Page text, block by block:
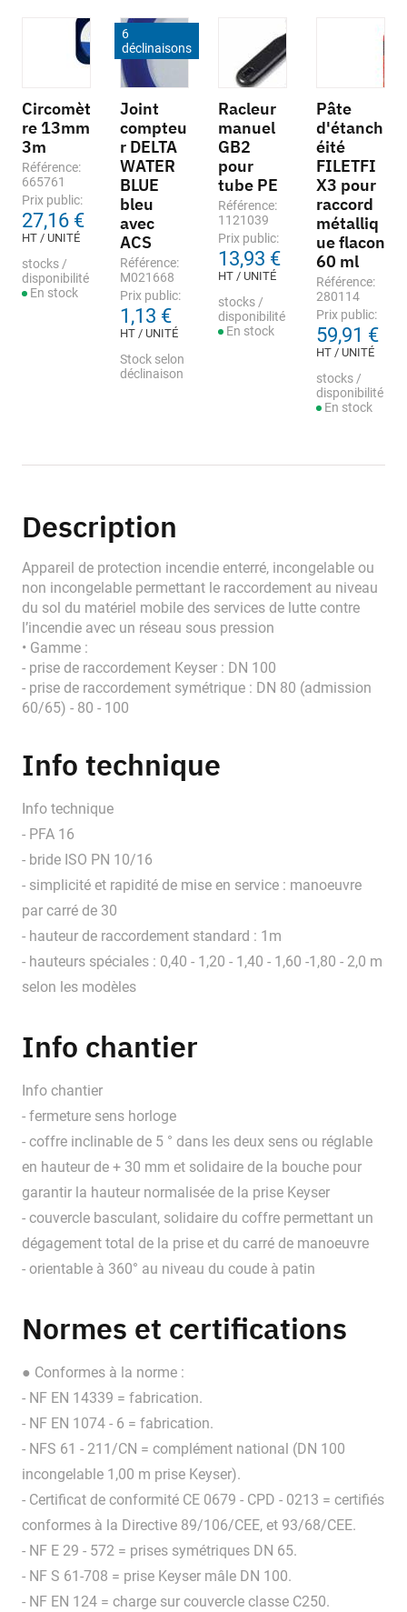
Circomèt
re 13mm
3m
Référence:
665761
Prix public:
27,16 €
HT / UNITÉ
stocks /
disponibilité
En stock
6
déclinaisons
Joint
compteu
r DELTA
WATER
BLUE
bleu
avec
ACS
Référence:
M021668
Prix public:
1,13 €
HT / UNITÉ
Stock selon
déclinaison
Racleur
manuel
GB2
pour
tube PE
Référence:
1121039
Prix public:
13,93 €
HT / UNITÉ
stocks /
disponibilité
En stock
Pâte
d'étanch
éité
FILETFI
X3 pour
raccord
métalliq
ue flacon
60 ml
Référence:
280114
Prix public:
59,91 €
HT / UNITÉ
stocks /
disponibilité
En stock
Description
Appareil de protection incendie enterré, incongelable ou
non incongelable permettant le raccordement au niveau
du sol du matériel mobile des services de lutte contre
l’incendie avec un réseau sous pression
• Gamme :
- prise de raccordement Keyser : DN 100
- prise de raccordement symétrique : DN 80 (admission
60/65) - 80 - 100
Info technique
Info technique
- PFA 16
- bride ISO PN 10/16
- simplicité et rapidité de mise en service : manoeuvre
par carré de 30
- hauteur de raccordement standard : 1m
- hauteurs spéciales : 0,40 - 1,20 - 1,40 - 1,60 -1,80 - 2,0 m
selon les modèles
Info chantier
Info chantier
- fermeture sens horloge
- coffre inclinable de 5 ° dans les deux sens ou réglable
en hauteur de + 30 mm et solidaire de la bouche pour
garantir la hauteur normalisée de la prise Keyser
- couvercle basculant, solidaire du coffre permettant un
dégagement total de la prise et du carré de manoeuvre
- orientable à 360° au niveau du coude à patin
Normes et certifications
● Conformes à la norme :
- NF EN 14339 = fabrication.
- NF EN 1074 - 6 = fabrication.
- NFS 61 - 211/CN = complément national (DN 100
incongelable 1,00 m prise Keyser).
- Certificat de conformité CE 0679 - CPD - 0213 = certifiés
conformes à la Directive 89/106/CEE, et 93/68/CEE.
- NF E 29 - 572 = prises symétriques DN 65.
- NF S 61-708 = prise Keyser mâle DN 100.
- NF EN 124 = charge sur couvercle classe C250.